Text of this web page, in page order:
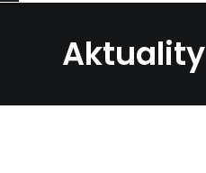
Aktuality